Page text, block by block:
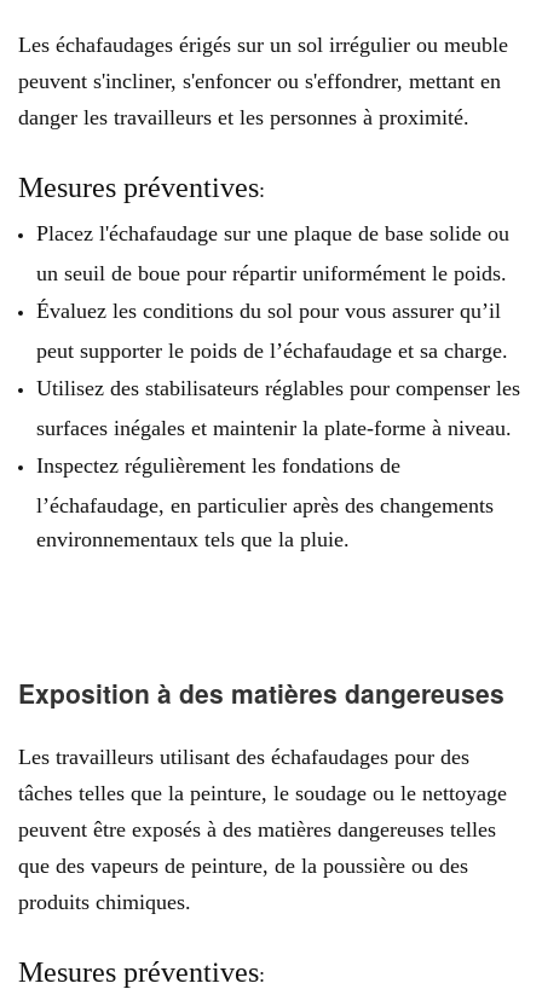
Les échafaudages érigés sur un sol irrégulier ou meuble
peuvent s'incliner, s'enfoncer ou s'effondrer, mettant en
danger les travailleurs et les personnes à proximité.
Mesures préventives:
Placez l'échafaudage sur une plaque de base solide ou
un seuil de boue pour répartir uniformément le poids.
Évaluez les conditions du sol pour vous assurer qu’il
peut supporter le poids de l’échafaudage et sa charge.
Utilisez des stabilisateurs réglables pour compenser les
surfaces inégales et maintenir la plate-forme à niveau.
Inspectez régulièrement les fondations de
l’échafaudage, en particulier après des changements
environnementaux tels que la pluie.
Exposition à des matières dangereuses
Les travailleurs utilisant des échafaudages pour des
tâches telles que la peinture, le soudage ou le nettoyage
peuvent être exposés à des matières dangereuses telles
que des vapeurs de peinture, de la poussière ou des
produits chimiques.
Mesures préventives: